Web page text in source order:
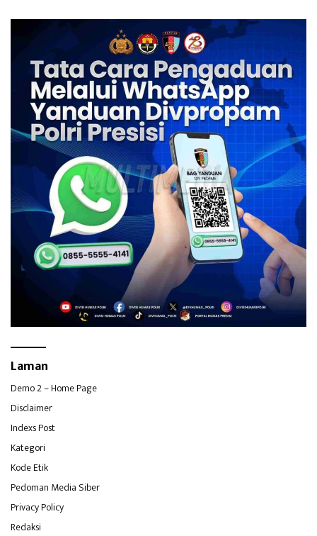
Laman
Demo 2 – Home Page
Disclaimer
Indexs Post
Kategori
Kode Etik
Pedoman Media Siber
Privacy Policy
Redaksi